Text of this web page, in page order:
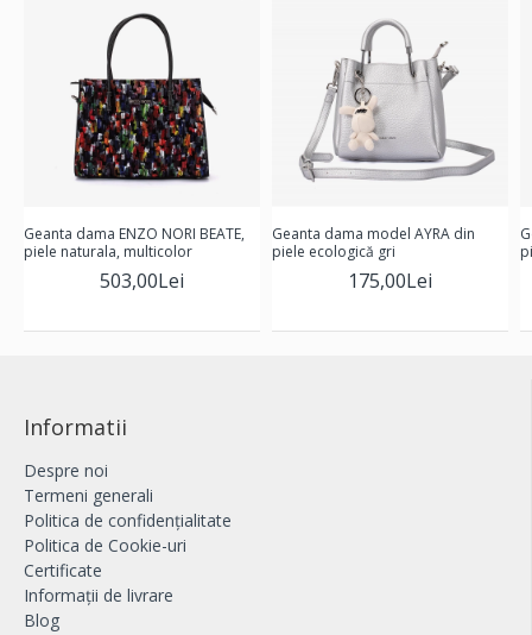
Geanta dama ENZO NORI BEATE,
piele naturala, multicolor
503,00Lei
Geanta dama model AYRA din
piele ecologică gri
175,00Lei
Informatii
Despre noi
Termeni generali
Politica de confidențialitate
Politica de Cookie-uri
Certificate
Informații de livrare
Blog